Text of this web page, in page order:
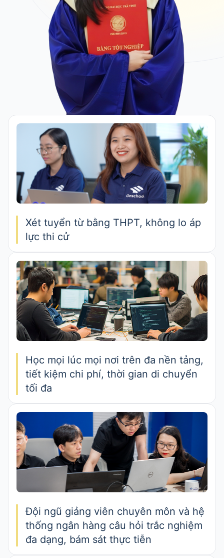
Xét tuyển từ bằng THPT, không lo áp
lực thi cử
Học mọi lúc mọi nơi trên đa nền tảng,
tiết kiệm chi phí, thời gian di chuyển
tối đa
Đội ngũ giảng viên chuyên môn và hệ
thống ngân hàng câu hỏi trắc nghiệm
đa dạng, bám sát thực tiễn